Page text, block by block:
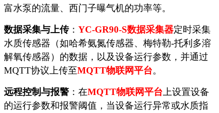
富水泵的流量、西门子曝气机的功率等。
数据采集与上传： YC-GR90-S数据采集器定时采集
水质传感器（如哈希氨氮传感器、梅特勒-托利多溶
解氧传感器）的数据，以及设备运行参数，并通过
MQTT协议上传至MQTT物联网平台。
远程控制与报警 ：在MQTT物联网平台 上设置设备
的运行参数和报警阈值，当设备运行异常或水质指